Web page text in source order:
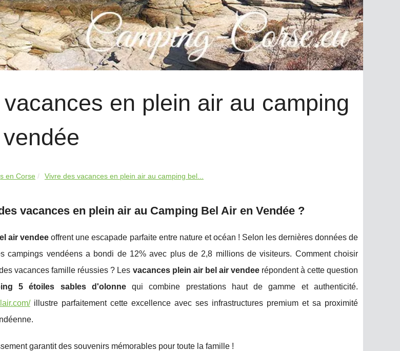
en plein air au camping
en Corse Vivre des vacances en plein air au camping bel...
vacances en plein air au Camping Bel Air en Vendée ?
air vendee offrent une escapade parfaite entre nature et océan ! Selon les dernières données de
campings vendéens a bondi de 12% avec plus de 2,8 millions de visiteurs. Comment choisir
vacances famille réussies ? Les vacances plein air bel air vendeerépondent à cette question
5 étoiles sables d'olonnequi combine prestations haut de gamme et authenticité.
illustre parfaitement cette excellence avec ses infrastructures premium et sa proximité
garantit des souvenirs mémorables pour toute la famille !